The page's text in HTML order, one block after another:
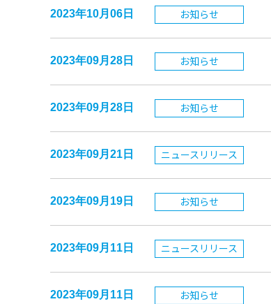
2023年10月06日 お知らせ
2023年09月28日 お知らせ
2023年09月28日 お知らせ
2023年09月21日 ニュースリリース
2023年09月19日 お知らせ
2023年09月11日 ニュースリリース
2023年09月11日 お知らせ